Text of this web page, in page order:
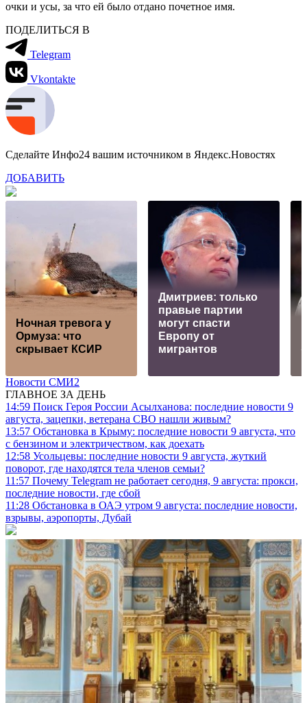
очки и усы, за что ей было отдано почетное имя.
ПОДЕЛИТЬСЯ В
Telegram
Vkontakte
Сделайте Инфо24 вашим источником в Яндекс.Новостях
ДОБАВИТЬ
Ночная тревога у
Ормуза: что
скрывает КСИР
Дмитриев: только
правые партии
могут спасти
Европу от
мигрантов
Новости СМИ2
ГЛАВНОЕ ЗА ДЕНЬ
14:59 Поиск Героя России Асылханова: последние новости 9
августа, зацепки, ветерана СВО нашли живым?
13:57 Обстановка в Крыму: последние новости 9 августа, что
с бензином и электричеством, как доехать
12:58 Усольцевы: последние новости 9 августа, жуткий
поворот, где находятся тела членов семьи?
11:57 Почему Telegram не работает сегодня, 9 августа: прокси,
последние новости, где сбой
11:28 Обстановка в ОАЭ утром 9 августа: последние новости,
взрывы, аэропорты, Дубай